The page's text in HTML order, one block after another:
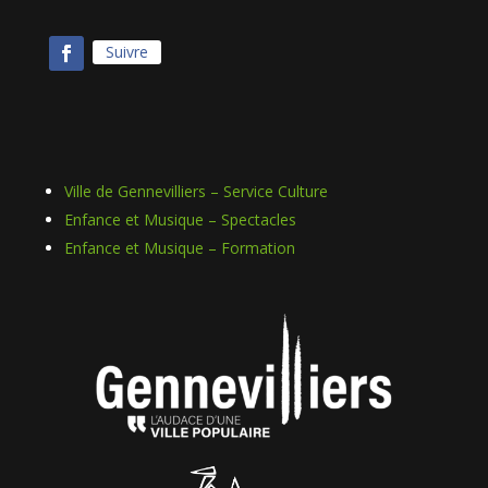
Suivre
Ville de Gennevilliers – Service Culture
Enfance et Musique – Spectacles
Enfance et Musique – Formation